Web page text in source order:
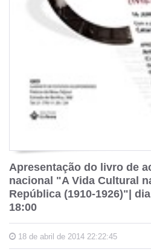
Apresentação do livro de
nacional "A Vida Cultural
República (1910-1926)"|
18:00
18 de abril de 2014 22:22:45